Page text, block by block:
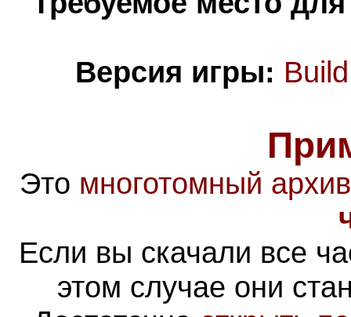
Версия игры:
Это многотомный архив
Если вы скачали все
этом случае они